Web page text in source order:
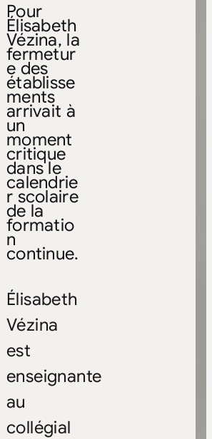
Pour
Élisabeth
Vézina, la
fermetur
e des
établisse
ments
arrivait à
un
moment
critique
dans le
calendrie
r scolaire
de la
formatio
n
continue.
Élisabeth
Vézina
est
enseignante
au
collégial